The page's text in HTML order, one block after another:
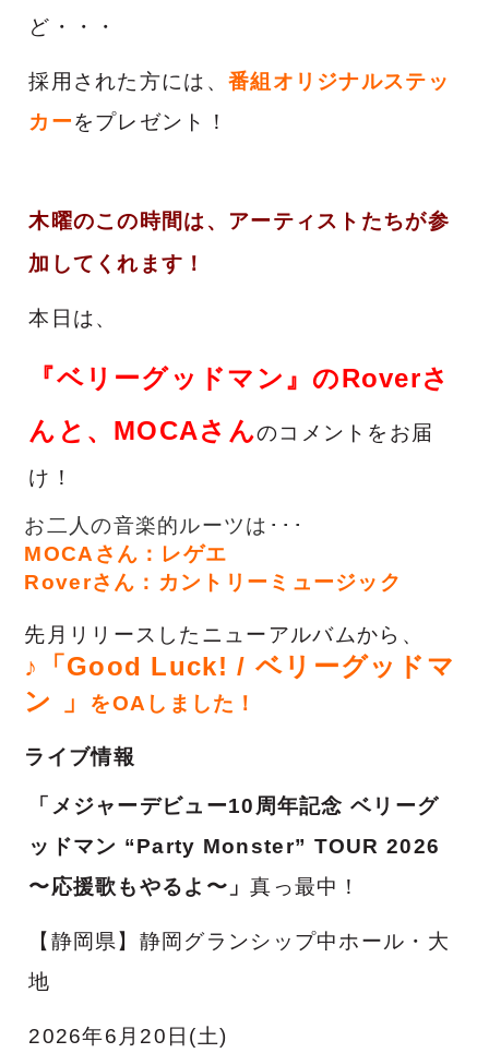
ど・・・
採用された方には、 番組オリジナルステッ
カーをプレゼント！
木曜のこの時間は、 アーティストたちが参
加してくれます！
本日は、
『ベリーグッドマン』のRoverさ
んと、MOCAさんのコメントをお届
け！
お二人の音楽的ルーツは･･･
MOCAさん：レゲエ
Roverさん：カントリーミュージック
先月リリースしたニューアルバムから 、
♪「Good Luck! / ベリーグッドマ
ン
」 をOAしました！
ライブ情報
「メジャーデビュー10周年記念 ベリーグ
ッドマン “Party Monster” TOUR 2026
〜応援歌もやるよ〜」真っ最中！
【静岡県】静岡グランシップ中ホール・大
地
2026年6月20日(土)